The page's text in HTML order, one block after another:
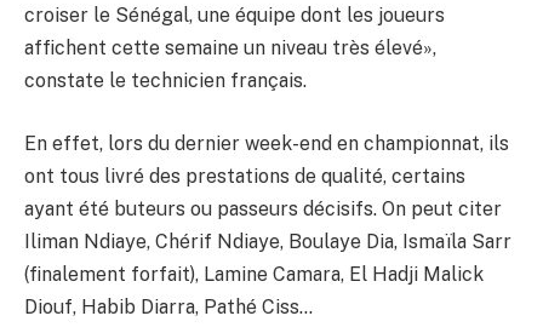
croiser le Sénégal, une équipe dont les joueurs
affichent cette semaine un niveau très élevé»,
constate le technicien français.
En effet, lors du dernier week-end en championnat, ils
ont tous livré des prestations de qualité, certains
ayant été buteurs ou passeurs décisifs. On peut citer
Iliman Ndiaye, Chérif Ndiaye, Boulaye Dia, Ismaïla Sarr
(finalement forfait), Lamine Camara, El Hadji Malick
Diouf, Habib Diarra, Pathé Ciss…